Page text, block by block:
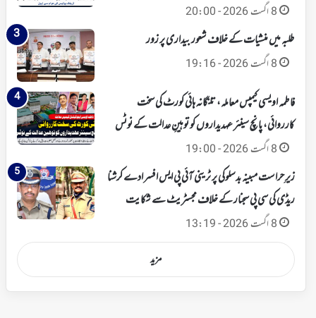
8 اگست 2026 - 20:00
طلبہ میں منشیات کے خلاف شعور بیداری پر زور
8 اگست 2026 - 19:16
فاطمہ اویسی کیمپس معاملہ، تلنگانہ ہائی کورٹ کی سخت
کارروائی، پانچ سینئر عہدیداروں کو توہینِ عدالت کے نوٹس
8 اگست 2026 - 19:00
زیرِ حراست مبینہ بدسلوکی پر ٹرینی آئی پی ایس افسر ادے کرشنا
ریڈی کی سی پی سجنار کے خلاف مجسٹریٹ سے شکایت
8 اگست 2026 - 13:19
مزید